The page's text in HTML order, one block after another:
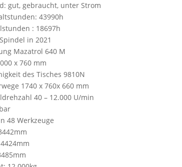
gut, gebraucht, unter Strom
43990h
: 18697h
in 2021
Mazatrol 640 M
x 760 mm
des Tisches 9810N
1740 x 760x 660 mm
40 – 12.000 U/min
48 Werkzeuge